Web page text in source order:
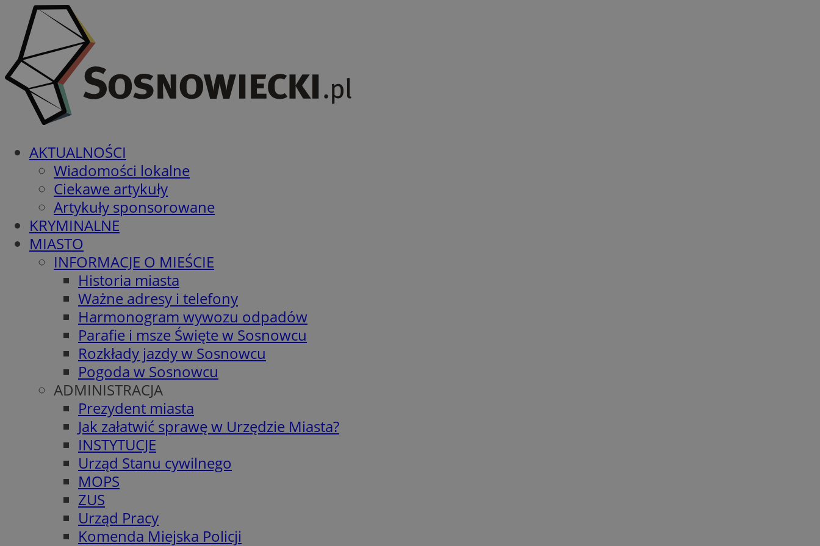
AKTUALNOŚCI
Wiadomości lokalne
Ciekawe artykuły
Artykuły sponsorowane
KRYMINALNE
MIASTO
INFORMACJE O MIEŚCIE
Historia miasta
Ważne adresy i telefony
Harmonogram wywozu odpadów
Parafie i msze Święte w Sosnowcu
Rozkłady jazdy w Sosnowcu
Pogoda w Sosnowcu
ADMINISTRACJA
Prezydent miasta
Jak załatwić sprawę w Urzędzie Miasta?
INSTYTUCJE
Urząd Stanu cywilnego
MOPS
ZUS
Urząd Pracy
Komenda Miejska Policji